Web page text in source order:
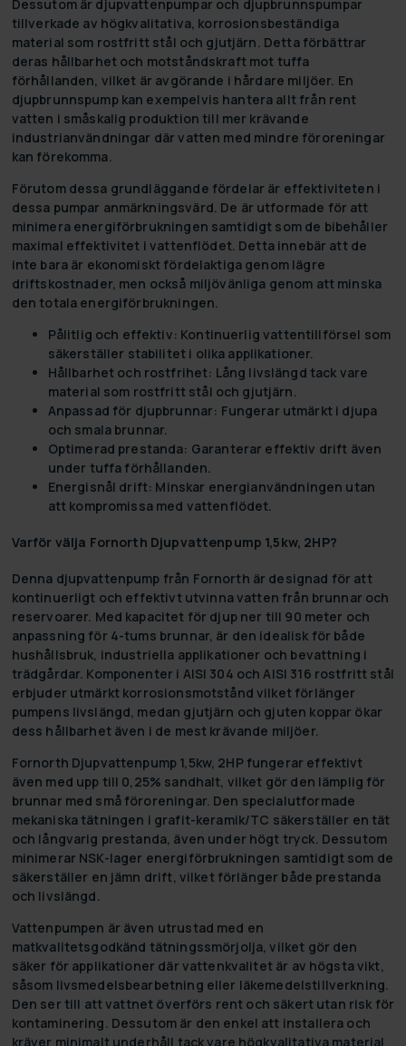
Dessutom är djupvattenpumpar och djupbrunnspumpar
tillverkade av högkvalitativa, korrosionsbeständiga
material som rostfritt stål och gjutjärn. Detta förbättrar
deras hållbarhet och motståndskraft mot tuffa
förhållanden, vilket är avgörande i hårdare miljöer. En
djupbrunnspump kan exempelvis hantera allt från rent
vatten i småskalig produktion till mer krävande
industrianvändningar där vatten med mindre föroreningar
kan förekomma.
Förutom dessa grundläggande fördelar är effektiviteten i
dessa pumpar anmärkningsvärd. De är utformade för att
minimera energiförbrukningen samtidigt som de bibehåller
maximal effektivitet i vattenflödet. Detta innebär att de
inte bara är ekonomiskt fördelaktiga genom lägre
driftskostnader, men också miljövänliga genom att minska
den totala energiförbrukningen.
Pålitlig och effektiv: Kontinuerlig vattentillförsel som
säkerställer stabilitet i olika applikationer.
Hållbarhet och rostfrihet: Lång livslängd tack vare
material som rostfritt stål och gjutjärn.
Anpassad för djupbrunnar: Fungerar utmärkt i djupa
och smala brunnar.
Optimerad prestanda: Garanterar effektiv drift även
under tuffa förhållanden.
Energisnål drift: Minskar energianvändningen utan
att kompromissa med vattenflödet.
Varför välja Fornorth Djupvattenpump 1,5kw, 2HP?
Denna djupvattenpump från Fornorth är designad för att
kontinuerligt och effektivt utvinna vatten från brunnar och
reservoarer. Med kapacitet för djup ner till 90 meter och
anpassning för 4-tums brunnar, är den idealisk för både
hushållsbruk, industriella applikationer och bevattning i
trädgårdar. Komponenter i AISI 304 och AISI 316 rostfritt stål
erbjuder utmärkt korrosionsmotstånd vilket förlänger
pumpens livslängd, medan gjutjärn och gjuten koppar ökar
dess hållbarhet även i de mest krävande miljöer.
Fornorth Djupvattenpump 1,5kw, 2HP fungerar effektivt
även med upp till 0,25% sandhalt, vilket gör den lämplig för
brunnar med små föroreningar. Den specialutformade
mekaniska tätningen i grafit-keramik/TC säkerställer en tät
och långvarig prestanda, även under högt tryck. Dessutom
minimerar NSK-lager energiförbrukningen samtidigt som de
säkerställer en jämn drift, vilket förlänger både prestanda
och livslängd.
Vattenpumpen är även utrustad med en
matkvalitetsgodkänd tätningssmörjolja, vilket gör den
säker för applikationer där vattenkvalitet är av högsta vikt,
såsom livsmedelsbearbetning eller läkemedelstillverkning.
Den ser till att vattnet överförs rent och säkert utan risk för
kontaminering. Dessutom är den enkel att installera och
kräver minimalt underhåll tack vare högkvalitativa material